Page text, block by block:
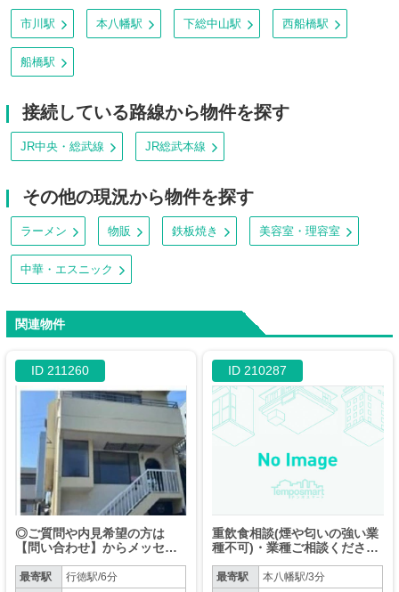
市川駅 本八幡駅 下総中山駅 西船橋駅
船橋駅
接続している路線から物件を探す
JR中央・総武線 JR総武本線
その他の現況から物件を探す
ラーメン 物販 鉄板焼き 美容室・理容室
中華・エスニック
関連物件
ID 211260
◎ご質問や内見希望の方は
【問い合わせ】からメッセー
話はお控えください。
最寄駅 行徳駅/6分
ID 210287
重飲食相談(煙や匂いの強い業
種不可)・業種ご相談くださ
最寄駅 本八幡駅/3分